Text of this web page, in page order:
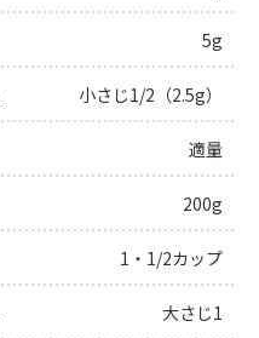
5g
小さじ1/2（2.5g）
適量
200g
1・1/2カップ
大さじ1